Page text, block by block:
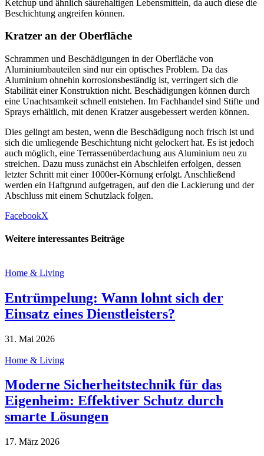
Ketchup und ähnlich säurehaltigen Lebensmitteln, da auch diese die
Beschichtung angreifen können.
Kratzer an der Oberfläche
Schrammen und Beschädigungen in der Oberfläche von
Aluminiumbauteilen sind nur ein optisches Problem. Da das
Aluminium ohnehin korrosionsbeständig ist, verringert sich die
Stabilität einer Konstruktion nicht. Beschädigungen können durch
eine Unachtsamkeit schnell entstehen. Im Fachhandel sind Stifte und
Sprays erhältlich, mit denen Kratzer ausgebessert werden können.
Dies gelingt am besten, wenn die Beschädigung noch frisch ist und
sich die umliegende Beschichtung nicht gelockert hat. Es ist jedoch
auch möglich, eine Terrassenüberdachung aus Aluminium neu zu
streichen. Dazu muss zunächst ein Abschleifen erfolgen, dessen
letzter Schritt mit einer 1000er-Körnung erfolgt. Anschließend
werden ein Haftgrund aufgetragen, auf den die Lackierung und der
Abschluss mit einem Schutzlack folgen.
FacebookX
Weitere interessantes Beiträge
Home & Living
Entrümpelung: Wann lohnt sich der
Einsatz eines Dienstleisters?
31. Mai 2026
Home & Living
Moderne Sicherheitstechnik für das
Eigenheim: Effektiver Schutz durch
smarte Lösungen
17. März 2026